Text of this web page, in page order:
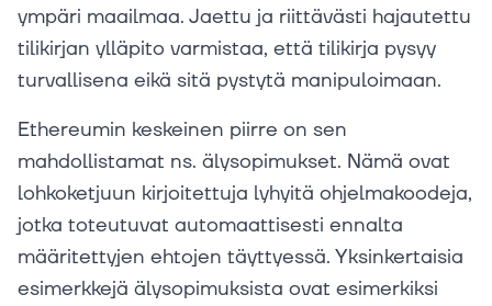
ympäri maailmaa. Jaettu ja riittävästi hajautettu
tilikirjan ylläpito varmistaa, että tilikirja pysyy
turvallisena eikä sitä pystytä manipuloimaan.
Ethereumin keskeinen piirre on sen
mahdollistamat ns. älysopimukset. Nämä ovat
lohkoketjuun kirjoitettuja lyhyitä ohjelmakoodeja,
jotka toteutuvat automaattisesti ennalta
määritettyjen ehtojen täyttyessä. Yksinkertaisia
esimerkkejä älysopimuksista ovat esimerkiksi